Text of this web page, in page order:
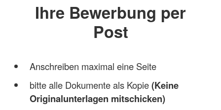
Ihre Bewerbung per
Post
Anschreiben maximal eine Seite
bitte alle Dokumente als Kopie(Keine
Originalunterlagen mitschicken)